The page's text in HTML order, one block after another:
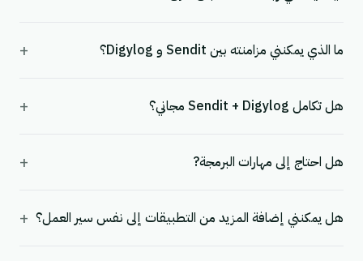
ما الذي يمكنني مزامنته بين Sendit و Digylog؟ +
هل تكامل Sendit + Digylog مجاني؟ +
هل احتاج إلى مهارات البرمجة? +
هل يمكنني إضافة المزيد من التطبيقات إلى نفس سير العمل؟ +